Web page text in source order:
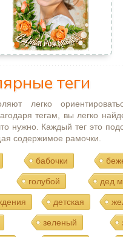
теги
легко
тегам, вы легко
нужно. Каждый тег это
содержимое рамочки.
бабочки
голубой дед
детская
зеленый